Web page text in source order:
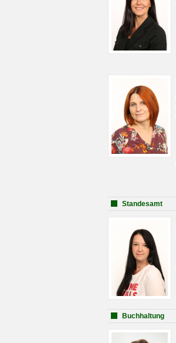
Standesamt
Buchhaltung